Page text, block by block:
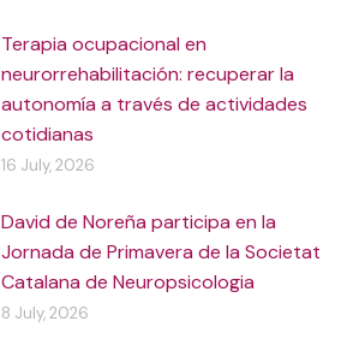
Terapia ocupacional en
neurorrehabilitación: recuperar la
autonomía a través de actividades
cotidianas
16 July, 2026
David de Noreña participa en la
Jornada de Primavera de la Societat
Catalana de Neuropsicologia
8 July, 2026